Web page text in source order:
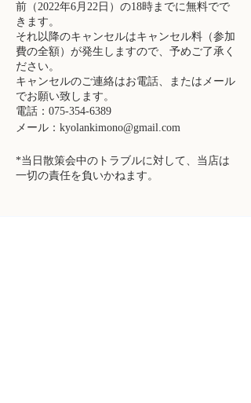
前（2022年6月22日）の18時までに無料でで
きます。
それ以降のキャンセルはキャンセル料（参加
費の全額）が発生しますので、予めご了承く
ださい。
キャンセルのご連絡はお電話、またはメール
でお願い致します。
電話：075-354-6389
メール：kyolankimono@gmail.com
*当日散策会中のトラブルに対して、当店は
一切の責任を負いかねます。